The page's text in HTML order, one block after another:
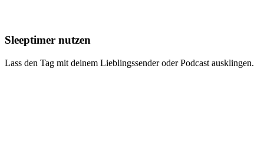
Sleeptimer nutzen
Lass den Tag mit deinem Lieblingssender oder Podcast ausklingen.